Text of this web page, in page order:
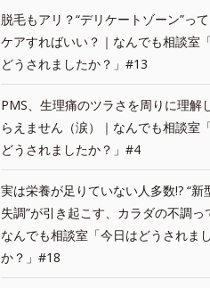
脱毛もアリ？“デリケートゾーン”っ
ケアすればいい？｜なんでも相談室
どうされましたか？」#13
PMS、生理痛のツラさを周りに理解
らえません（涙）｜なんでも相談室
どうされましたか？」#4
実は栄養が足りていない人多数!? “新
失調”が引き起こす、カラダの不調っ
なんでも相談室「今日はどうされま
か？」#18